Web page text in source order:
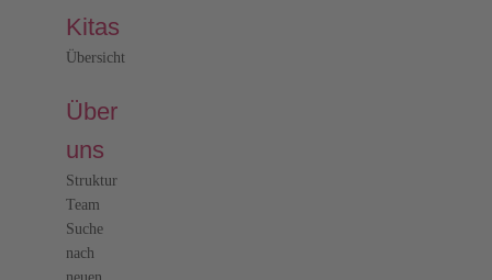
Kitas
Übersicht
Über
uns
Struktur
Team
Suche
nach